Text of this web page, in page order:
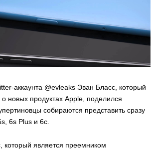
аккаунта @evleaks Эван Бласс, который
новых продуктах Apple, поделился
собираются представить сразу
6s Plus и 6c.
является преемником